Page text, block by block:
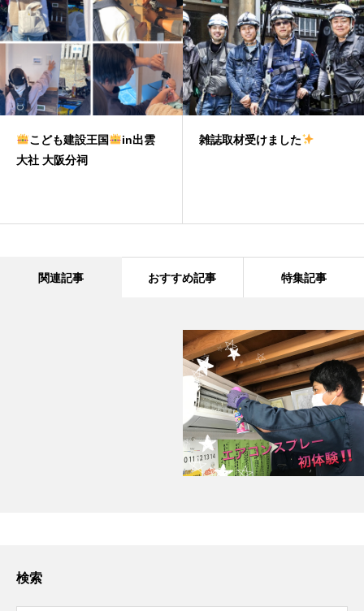
こども建設王国
in出雲
大社 大阪分祠
雑誌取材受けました
関連記事 おすすめ記事 特集記事
検索